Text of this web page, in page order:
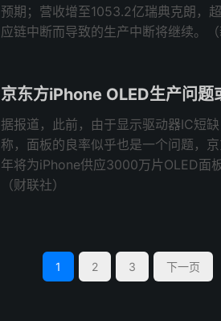
预期；营收增至1053.2亿瑞典克朗，
应链中断而导致的生产中断将继续。（
京东方iPhone OLED生产问题
据报道，此前，由于显示驱动器IC短
称，面板的良率似乎也是一个问题，
年将为iPhone供应3000万片OLED面
（财联社）
1 2 3 下一页